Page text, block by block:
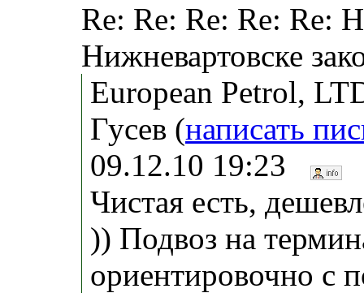
Re: Re: Re: Re: Re:
Нижневартовске
European Petrol,
Гусeв (написать
09.12.10 19:23
Чистая есть,
)) Подвоз на
ориентировочно с